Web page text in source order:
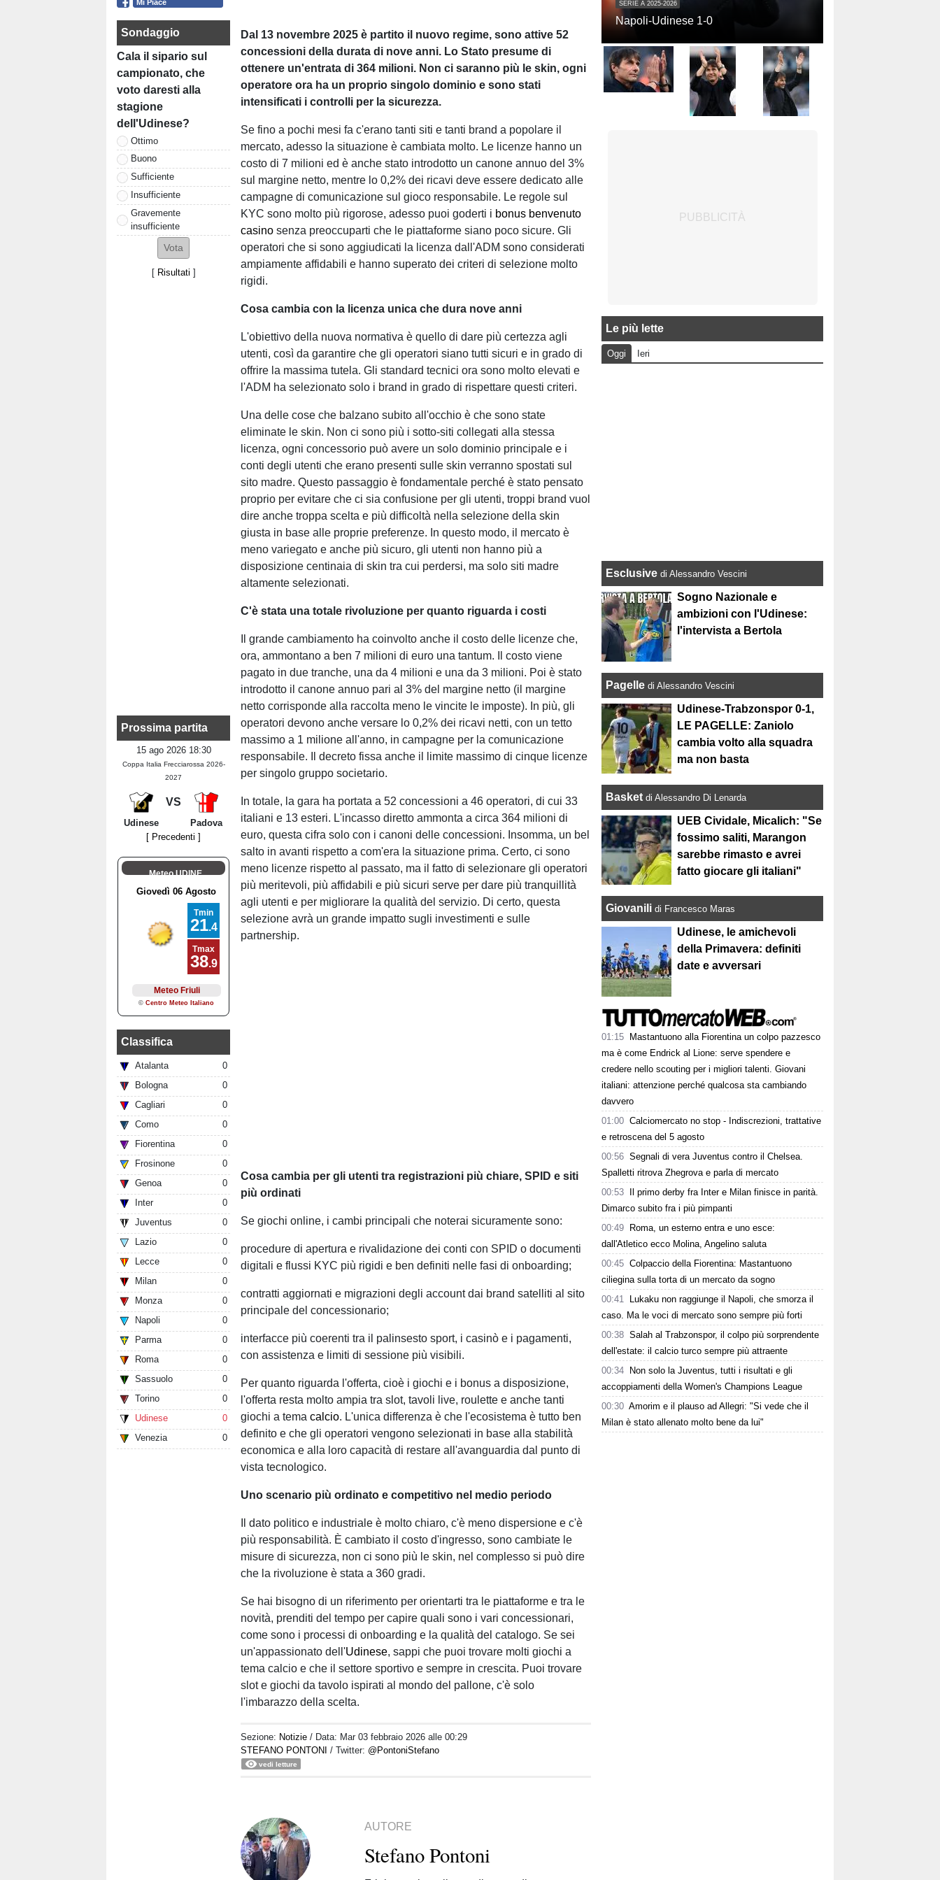
Mi Piace
Sondaggio
Cala il sipario sul
campionato, che
voto daresti alla
stagione
dell'Udinese?
Ottimo
Buono
Sufficiente
Insufficiente
Gravemente
insufficiente
[ Risultati ]
Prossima partita
15 ago 2026 18:30
Coppa Italia Frecciarossa 2026-
2027
VS
Udinese
Padova
[ Precedenti ]
Meteo UDINE
Classifica
Atalanta
0
Bologna
0
Cagliari
0
Como
0
Fiorentina
0
Frosinone
0
Genoa
0
Inter
0
Juventus
0
Lazio
0
Lecce
0
Milan
0
Monza
0
Napoli
0
Parma
0
Roma
0
Sassuolo
0
Torino
0
Udinese
0
Venezia
0
Dal 13 novembre 2025 è partito il nuovo regime, sono attive 52
concessioni della durata di nove anni. Lo Stato presume di
ottenere un'entrata di 364 milioni. Non ci saranno più le skin, ogni
operatore ora ha un proprio singolo dominio e sono stati
intensificati i controlli per la sicurezza.
Se fino a pochi mesi fa c'erano tanti siti e tanti brand a popolare il
mercato, adesso la situazione è cambiata molto. Le licenze hanno un
costo di 7 milioni ed è anche stato introdotto un canone annuo del 3%
sul margine netto, mentre lo 0,2% dei ricavi deve essere dedicato alle
campagne di comunicazione sul gioco responsabile. Le regole sul
KYC sono molto più rigorose, adesso puoi goderti i bonus benvenuto
casino senza preoccuparti che le piattaforme siano poco sicure. Gli
operatori che si sono aggiudicati la licenza dall'ADM sono considerati
ampiamente affidabili e hanno superato dei criteri di selezione molto
rigidi.
Cosa cambia con la licenza unica che dura nove anni
L'obiettivo della nuova normativa è quello di dare più certezza agli
utenti, così da garantire che gli operatori siano tutti sicuri e in grado di
offrire la massima tutela. Gli standard tecnici ora sono molto elevati e
l'ADM ha selezionato solo i brand in grado di rispettare questi criteri.
Una delle cose che balzano subito all'occhio è che sono state
eliminate le skin. Non ci sono più i sotto-siti collegati alla stessa
licenza, ogni concessorio può avere un solo dominio principale e i
conti degli utenti che erano presenti sulle skin verranno spostati sul
sito madre. Questo passaggio è fondamentale perché è stato pensato
proprio per evitare che ci sia confusione per gli utenti, troppi brand vuol
dire anche troppa scelta e più difficoltà nella selezione della skin
giusta in base alle proprie preferenze. In questo modo, il mercato è
meno variegato e anche più sicuro, gli utenti non hanno più a
disposizione centinaia di skin tra cui perdersi, ma solo siti madre
altamente selezionati.
C'è stata una totale rivoluzione per quanto riguarda i costi
Il grande cambiamento ha coinvolto anche il costo delle licenze che,
ora, ammontano a ben 7 milioni di euro una tantum. Il costo viene
pagato in due tranche, una da 4 milioni e una da 3 milioni. Poi è stato
introdotto il canone annuo pari al 3% del margine netto (il margine
netto corrisponde alla raccolta meno le vincite le imposte). In più, gli
operatori devono anche versare lo 0,2% dei ricavi netti, con un tetto
massimo a 1 milione all'anno, in campagne per la comunicazione
responsabile. Il decreto fissa anche il limite massimo di cinque licenze
per singolo gruppo societario.
In totale, la gara ha portata a 52 concessioni a 46 operatori, di cui 33
italiani e 13 esteri. L'incasso diretto ammonta a circa 364 milioni di
euro, questa cifra solo con i canoni delle concessioni. Insomma, un bel
salto in avanti rispetto a com'era la situazione prima. Certo, ci sono
meno licenze rispetto al passato, ma il fatto di selezionare gli operatori
più meritevoli, più affidabili e più sicuri serve per dare più tranquillità
agli utenti e per migliorare la qualità del servizio. Di certo, questa
selezione avrà un grande impatto sugli investimenti e sulle
partnership.
Cosa cambia per gli utenti tra registrazioni più chiare, SPID e siti
più ordinati
Se giochi online, i cambi principali che noterai sicuramente sono:
procedure di apertura e rivalidazione dei conti con SPID o documenti
digitali e flussi KYC più rigidi e ben definiti nelle fasi di onboarding;
contratti aggiornati e migrazioni degli account dai brand satelliti al sito
principale del concessionario;
interfacce più coerenti tra il palinsesto sport, i casinò e i pagamenti,
con assistenza e limiti di sessione più visibili.
Per quanto riguarda l'offerta, cioè i giochi e i bonus a disposizione,
l'offerta resta molto ampia tra slot, tavoli live, roulette e anche tanti
giochi a temacalcio. L'unica differenza è che l'ecosistema è tutto ben
definito e che gli operatori vengono selezionati in base alla stabilità
economica e alla loro capacità di restare all'avanguardia dal punto di
vista tecnologico.
Uno scenario più ordinato e competitivo nel medio periodo
Il dato politico e industriale è molto chiaro, c'è meno dispersione e c'è
più responsabilità. È cambiato il costo d'ingresso, sono cambiate le
misure di sicurezza, non ci sono più le skin, nel complesso si può dire
che la rivoluzione è stata a 360 gradi.
Se hai bisogno di un riferimento per orientarti tra le piattaforme e tra le
novità, prenditi del tempo per capire quali sono i vari concessionari,
come sono i processi di onboarding e la qualità del catalogo. Se sei
un'appassionato dell'Udinese, sappi che puoi trovare molti giochi a
tema calcio e che il settore sportivo e sempre in crescita. Puoi trovare
slot e giochi da tavolo ispirati al mondo del pallone, c'è solo
l'imbarazzo della scelta.
Sezione: Notizie / Data: Mar 03 febbraio 2026 alle 00:29
STEFANO PONTONI
/ Twitter: @PontoniStefano
vedi letture
AUTORE
Stefano Pontoni
SERIE A 2025-2026
Napoli-Udinese 1-0
Le più lette
Oggi Ieri
Esclusive di Alessandro Vescini
Sogno Nazionale e
ambizioni con l'Udinese:
l'intervista a Bertola
Pagelle di Alessandro Vescini
Udinese-Trabzonspor 0-1,
LE PAGELLE: Zaniolo
cambia volto alla squadra
ma non basta
Basket di Alessandro Di Lenarda
UEB Cividale, Micalich: "Se
fossimo saliti, Marangon
sarebbe rimasto e avrei
fatto giocare gli italiani"
Giovanili di Francesco Maras
Udinese, le amichevoli
della Primavera: definiti
date e avversari
01:15
Mastantuono alla Fiorentina un colpo pazzesco
ma è come Endrick al Lione: serve spendere e
credere nello scouting per i migliori talenti. Giovani
italiani: attenzione perché qualcosa sta cambiando
davvero
01:00 Calciomercato no stop - Indiscrezioni, trattative
e retroscena del 5 agosto
00:56 Segnali di vera Juventus contro il Chelsea.
Spalletti ritrova Zhegrova e parla di mercato
00:53
Il primo derby fra Inter e Milan finisce in parità.
Dimarco subito fra i più pimpanti
00:49
Roma, un esterno entra e uno esce:
dall'Atletico ecco Molina, Angelino saluta
00:45 Colpaccio della Fiorentina: Mastantuono
ciliegina sulla torta di un mercato da sogno
00:41
Lukaku non raggiunge il Napoli, che smorza il
caso. Ma le voci di mercato sono sempre più forti
00:38 Salah al Trabzonspor, il colpo più sorprendente
dell'estate: il calcio turco sempre più attraente
00:34
Non solo la Juventus, tutti i risultati e gli
accoppiamenti della Women's Champions League
00:30 Amorim e il plauso ad Allegri: "Si vede che il
Milan è stato allenato molto bene da lui"